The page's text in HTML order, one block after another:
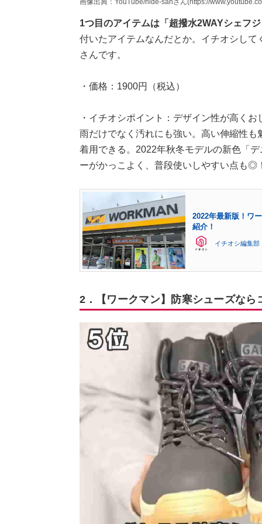
1つ目のアイテムは「超撥水2WAYシェフ
付いたアイテムなんだとか。イチオシし
さんです。
・価格：1900円（税込）
・イチオシポイント：デザイン性が高く
雨だけでなく汚れにも強い。高い伸縮性
着用できる。2022年秋冬モデルの新色「
ーがかっこよく、普段使いしやすい点も◎
2022年最新版！ワ
紹介！
イチオシ編集部
2．【ワークマン】防寒シューズな